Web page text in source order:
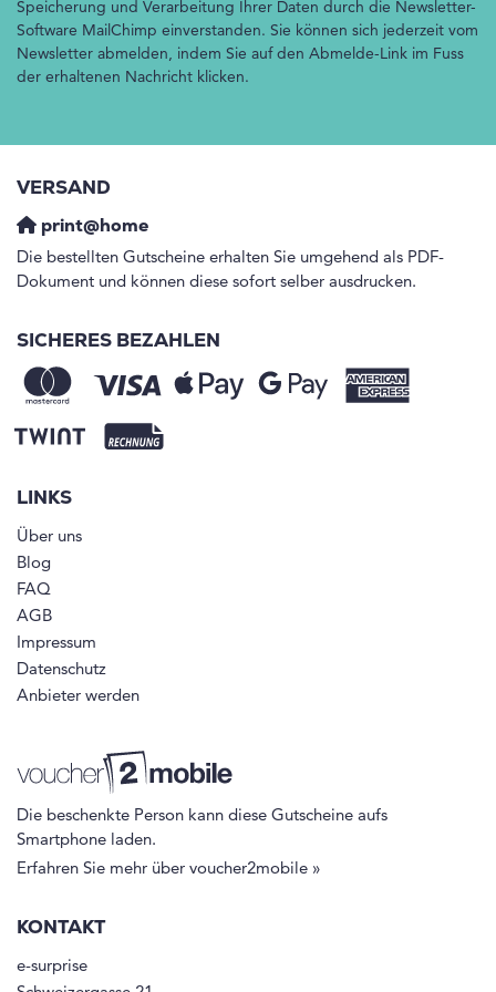
Speicherung und Verarbeitung Ihrer Daten durch die Newsletter-
Software MailChimp einverstanden. Sie können sich jederzeit vom
Newsletter abmelden, indem Sie auf den Abmelde-Link im Fuss
der erhaltenen Nachricht klicken.
VERSAND
print@home
Die bestellten Gutscheine erhalten Sie umgehend als PDF-
Dokument und können diese sofort selber ausdrucken.
SICHERES BEZAHLEN
LINKS
Über uns
Blog
FAQ
AGB
Impressum
Datenschutz
Anbieter werden
Die beschenkte Person kann diese Gutscheine aufs
Smartphone laden.
Erfahren Sie mehr über voucher2mobile »
KONTAKT
e-surprise